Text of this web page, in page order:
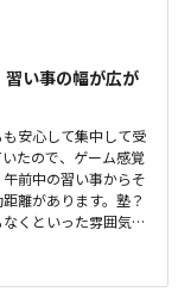
い事の幅が広が
安心して集中して受
たので、ゲーム感覚
前中の習い事からそ
離があります。塾？
くといった雰囲気で
事の合間にできれば
あります。まだ内容
味はありそうな項目